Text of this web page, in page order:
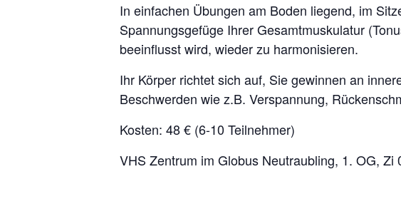
In einfachen Übungen am Boden liegend, im
Spannungsgefüge Ihrer Gesamtmuskulatur
beeinflusst wird, wieder zu harmonisieren.
Ihr Körper richtet sich auf, Sie gewinnen an
Beschwerden wie z.B. Verspannung,
Kosten: 48 € (6-10 Teilnehmer)
VHS Zentrum im Globus Neutraubling, 1. OG, Zi